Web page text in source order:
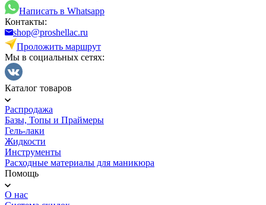
Написать в Whatsapp
Контакты:
shop@proshellac.ru
Проложить маршрут
Мы в социальных сетях:
Каталог товаров
Распродажа
Базы, Топы и Праймеры
Гель-лаки
Жидкости
Инструменты
Расходные материалы для маникюра
Помощь
О нас